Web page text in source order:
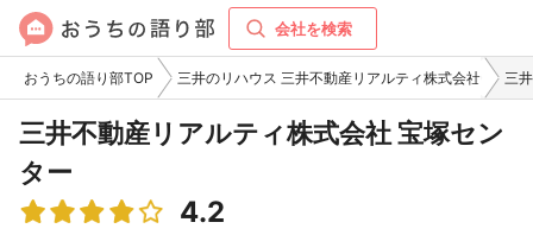
会社を検索
おうちの語り部TOP 三井のリハウス 三井不動産リアルティ株式会社 三
三井不動産リアルティ株式会社 宝塚セン
ター
4.2